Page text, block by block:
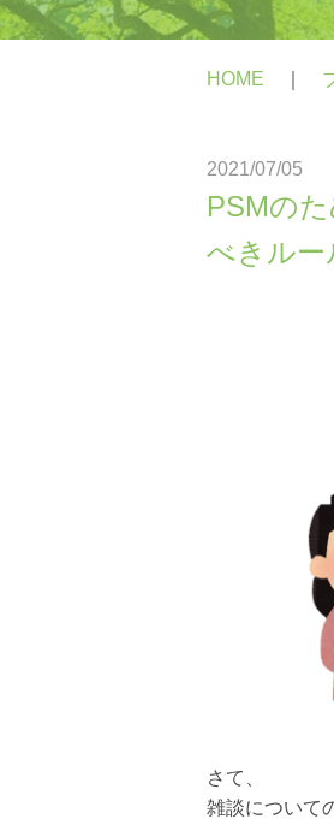
統合失調症
HOME
2021/07/05
PSMの
べきルー
さて、
雑談について